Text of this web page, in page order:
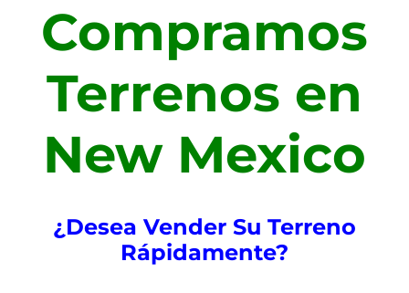
Compramos
Terrenos en
New Mexico
¿Desea Vender Su Terreno
Rápidamente?